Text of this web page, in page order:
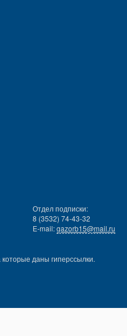
Отдел подписки:
8 (3532) 74-43-32
E-mail:gazorb15@mail.ru
даны гиперссылки.